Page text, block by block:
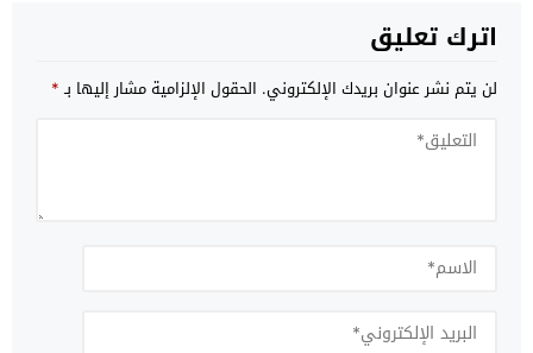
اترك تعليق
لن يتم نشر عنوان بريدك الإلكتروني. الحقول الإلزامية مشار إليها بـ*